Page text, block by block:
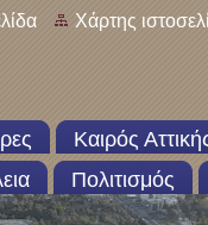
Χάρτης
Καιρός
Πολιτισμός